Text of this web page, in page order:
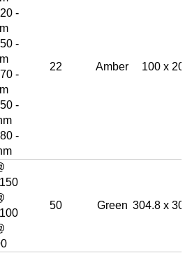
-
-
-
-
-
22 Amber 100 x 200
50 Green 304.8 x